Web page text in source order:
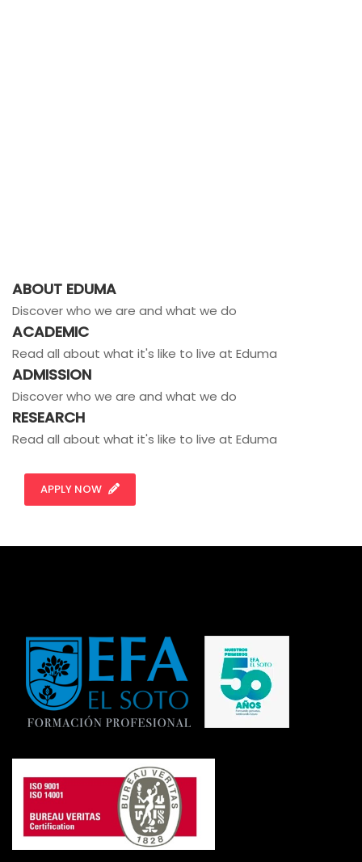
ABOUT EDUMA
Discover who we are and what we do
ACADEMIC
Read all about what it's like to live at Eduma
ADMISSION
Discover who we are and what we do
RESEARCH
Read all about what it's like to live at Eduma
APPLY NOW